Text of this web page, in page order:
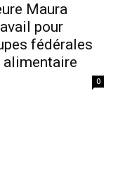
Maura
pour
fédérales
alimentaire
0